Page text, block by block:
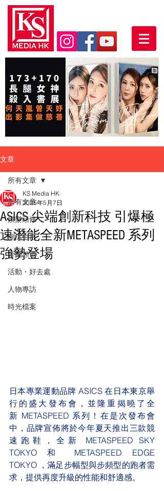
文章
所有文章
娛樂頭條
潮流生活
音樂頻道
活動・好去處
人物專訪
時光檔案
所有文章
ASICS 尖端創新科技 引爆極
速潛能全新METASPEED 系列
強勢登場
KS Media HK
2025年5月7日
日本專業運動品牌 ASICS 在日本東京舉
行的盛大發布會，並隆重揭曉了全
新 METASPEED 系列！在是次發布會
中，品牌宣佈將於今年夏天推出三款競
速跑鞋，全新 METASPEED SKY
TOKYO 和 METASPEED EDGE
TOKYO ，滿足步幅型與步頻型的跑者需
求，提供再度升級的性能和舒適感。